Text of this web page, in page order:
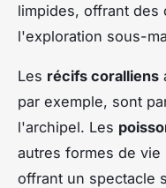
limpides, offrant des
l'exploration sous-
Les récifs coralliens
par exemple, sont
l'archipel. Les
autres formes de vie
offrant un spectacle